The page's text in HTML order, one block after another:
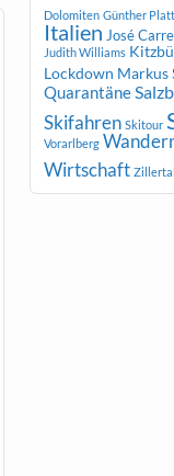
Dolomiten Günther
Italien José
Judith Williams
Lockdown Markus
Quarantäne
Skifahren Skitour
Vorarlberg
Wirtschaft Zillertal